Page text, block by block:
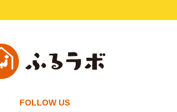
FOLLOW US